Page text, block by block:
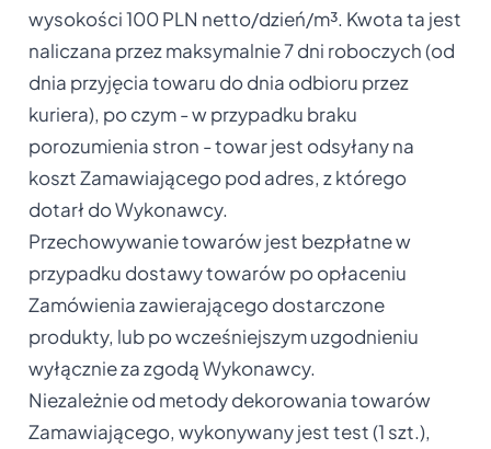
wysokości 100 PLN netto/dzień/m³. Kwota ta jest
naliczana przez maksymalnie 7 dni roboczych (od
dnia przyjęcia towaru do dnia odbioru przez
kuriera), po czym - w przypadku braku
porozumienia stron - towar jest odsyłany na
koszt Zamawiającego pod adres, z którego
dotarł do Wykonawcy.
Przechowywanie towarów jest bezpłatne w
przypadku dostawy towarów po opłaceniu
Zamówienia zawierającego dostarczone
produkty, lub po wcześniejszym uzgodnieniu
wyłącznie za zgodą Wykonawcy.
Niezależnie od metody dekorowania towarów
Zamawiającego, wykonywany jest test (1 szt.),